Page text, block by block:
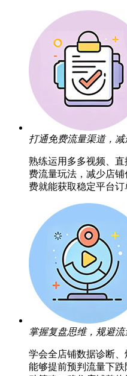
打通免费流量渠道，
熟练运用多多视频、
费流量玩法，减少店
费就能获取稳定平台订
掌握复盘思维，规避流
学会全店铺数据诊断、
能够提前预判流量下